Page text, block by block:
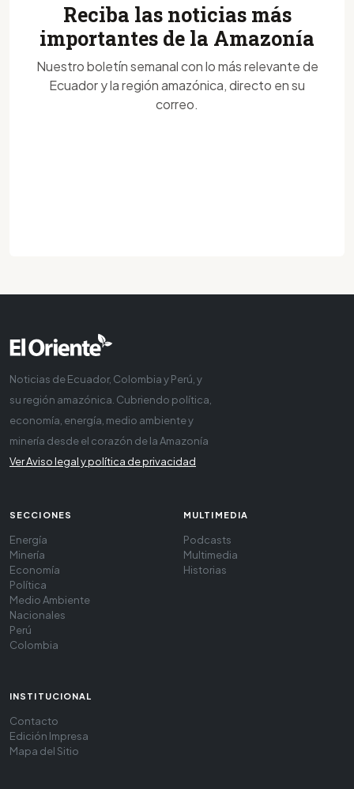
Reciba las noticias más
importantes de la Amazonía
Nuestro boletín semanal con lo más relevante de
Ecuador y la región amazónica, directo en su
correo.
Noticias de Ecuador, Colombia y Perú, y
su región amazónica. Cubriendo política,
economía, energía, medio ambiente y
minería desde el corazón de la Amazonía
Ver Aviso legal y política de privacidad
SECCIONES
Energía
Minería
Economía
Política
Medio Ambiente
Nacionales
Perú
Colombia
MULTIMEDIA
Podcasts
Multimedia
Historias
INSTITUCIONAL
Contacto
Edición Impresa
Mapa del Sitio